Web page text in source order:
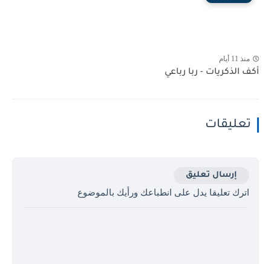
منذ 11 أيام
أكف الذكريات - ربا رباعي
تعليقات
إرسال تعليق
اترك تعليقا يدل على انطباعك ورأيك بالموضوع